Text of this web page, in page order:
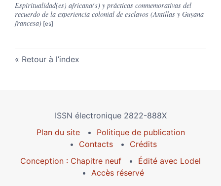
Espiritualidad(es) africana(s) y prácticas conmemorativas del
recuerdo de la experiencia colonial de esclavos (Antillas y Guyana
francesa)
Retour à l’index
ISSN électronique 2822-888X
Plan du site
Politique de publication
Contacts
Crédits
Conception : Chapitre neuf
Édité avec Lodel
Accès réservé